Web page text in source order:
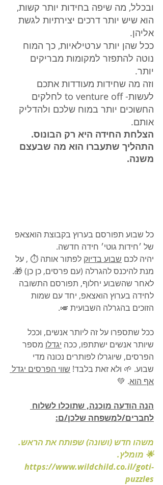
ובכלל, מה שיפה בחידות יותר קשות,
הוא שיש יותר דרכים יצירתיות לגשת
אליהן.
ככל שהן יותר ערטילאיות, כך המוח
נוטה להתפזר למקומות מבריקים
יותר.
וזה מה שחידות מעודדות אתכם
לעשות- to venture off לחלקים
החשוכים יותר במוח שלכם ולהדליק
אותם.
הצלחת החידה היא רק הבונוס.
התהליך שתעברו הוא מה שבעצם
משנה.
כל שבוע תפורסם בערוץ בקבוצת הואצאפ
של ׳חידות גוטי׳ חידה חדשה.
יהיה לכם שבוע בדיוק לפתור אותה ⏱️ , על
מנת להיכנס להגרלה (עם פרסים, כן כן) 🎁.
לאחר שהשבוע יחלוף, תפורסם התשובה
לחידה בערוץ הואצאפ, יחד עם שמות
הזוכים בהגרלה השבועית 🎺.
ככל שתספרו על זה ליותר אנשים, וככל
שיותר אנשים ישתתפו, ככה יגדלו מספר
הפרסים, שיוגרלו לפותרים נכונה מדי
שבוע. 🌱 ולא זאת בלבד! שווי הפרסים יגדל
אף הוא. 💚
הנה הודעה מוכנה, שתוכלו לשלוח
לחברים/למשפחה שלכן/ם:
משהו חדש (ושונה) שפותח את הראש.
🌟 מומלץ.
https://www.wildchild.co.il/goti-
puzzles